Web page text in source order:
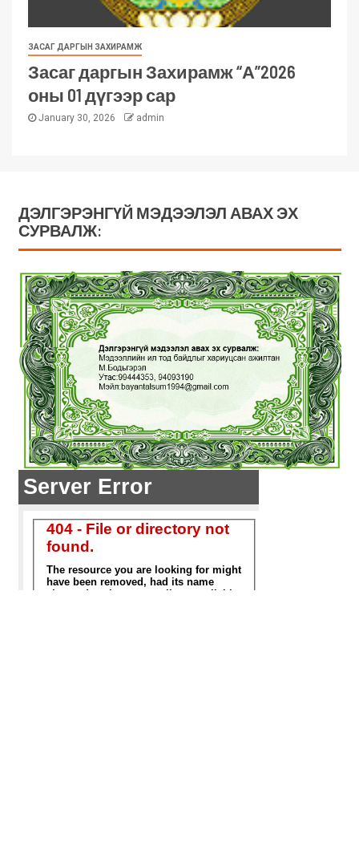
ЗАСАГ ДАРГЫН ЗАХИРАМЖ
Засаг даргын Захирамж “А”2026
оны 01 дүгээр сар
January 30, 2026 admin
ДЭЛГЭРЭНГҮЙ МЭДЭЭЛЭЛ АВАХ ЭХ
СУРВАЛЖ: